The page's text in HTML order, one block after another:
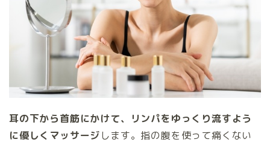
耳の下から首筋にかけて、リンパをゆっくり流すよう
に優しくマッサージします。指の腹を使って痛くない